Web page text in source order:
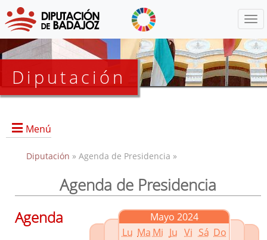
Diputación
Menú
Presidencia
Grupos Políticos
Diputación » Agenda de Presidencia »
Agenda de Presidencia
Mayo 2024
Lu Ma Mi Ju Vi Sá Do
Agenda